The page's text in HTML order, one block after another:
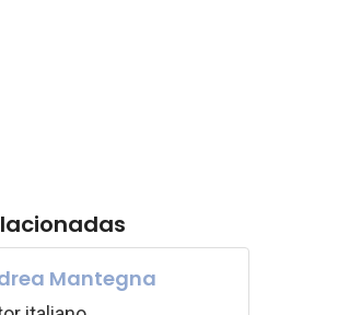
Mantegna